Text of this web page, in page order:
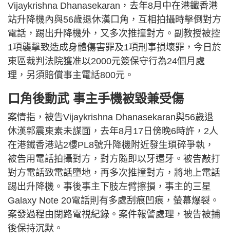
Vijaykrishna Dhanasekaran，去年8月中在港鐵香港
站升降機內與56歲退休漢口角，互相拍攝時擊倒對方
電話，踢出升降機外，又多次推撞對方。副教授被控
1項襲擊致造成身體傷害罪及1項刑事損壞罪，今日於
東區裁判法院獲准以2000元簽保守行為24個月處
理，另須賠償事主電話800元。
口角後動武 事主手機被毀兼受傷
案情指，被告Vijaykrishna Dhanasekaran與56歲退
休漢郭震東素未謀面，去年8月17日傍晚6時許，2人
在港鐵香港站2樓PL8號升降機附近發生瑣碎爭執，
被告用電話拍攝對方，對方隨即以牙還牙。被告敲打
對方電話致電話墮地，再多次推撞對方，將地上電話
踢出升降機。事後事主下肢左臂擦損，事主的三星
Galaxy Note 20電話則有多處刮痕凹痕，螢幕爆裂。
案發過程由閉路電視紀錄。案件報警處理，被告被捕
後保持沉默。